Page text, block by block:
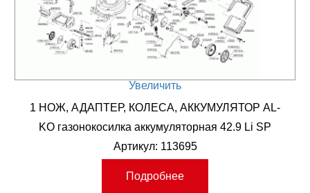
Увеличить
1 НОЖ, АДАПТЕР, КОЛЕСА, АККУМУЛЯТОР AL-
KO газонокосилка аккумуляторная 42.9 Li SP
Артикул: 113695
Подробнее